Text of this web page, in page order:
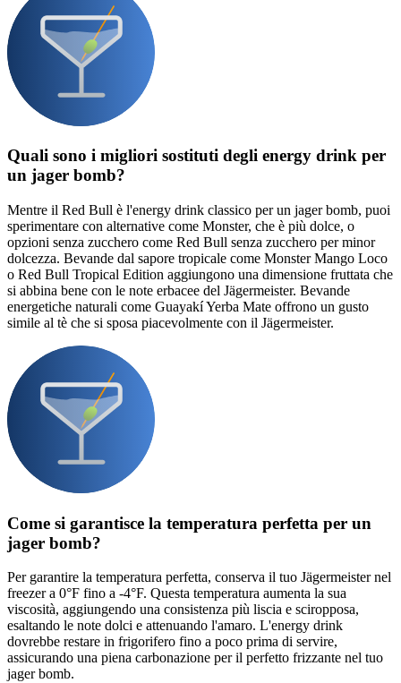
Quali sono i migliori sostituti degli energy drink per
un jager bomb?
Mentre il Red Bull è l'energy drink classico per un jager bomb, puoi
sperimentare con alternative come Monster, che è più dolce, o
opzioni senza zucchero come Red Bull senza zucchero per minor
dolcezza. Bevande dal sapore tropicale come Monster Mango Loco
o Red Bull Tropical Edition aggiungono una dimensione fruttata che
si abbina bene con le note erbacee del Jägermeister. Bevande
energetiche naturali come Guayakí Yerba Mate offrono un gusto
simile al tè che si sposa piacevolmente con il Jägermeister.
Come si garantisce la temperatura perfetta per un
jager bomb?
Per garantire la temperatura perfetta, conserva il tuo Jägermeister nel
freezer a 0°F fino a -4°F. Questa temperatura aumenta la sua
viscosità, aggiungendo una consistenza più liscia e sciropposa,
esaltando le note dolci e attenuando l'amaro. L'energy drink
dovrebbe restare in frigorifero fino a poco prima di servire,
assicurando una piena carbonazione per il perfetto frizzante nel tuo
jager bomb.